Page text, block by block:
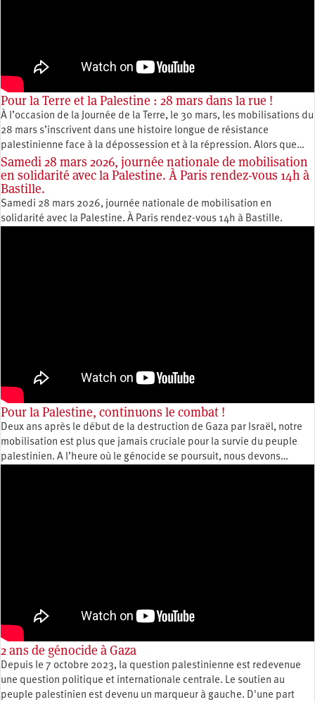
Pour la Terre et la Palestine : 28 mars dans la rue !
À l’occasion de la Journée de la Terre, le 30 mars, les mobilisations du
28 mars s’inscrivent dans une histoire longue de résistance
palestinienne face à la dépossession et à la répression. Alors que…
Samedi 28 mars 2026, journée nationale de mobilisation
en solidarité avec la Palestine. À Paris rendez-vous 14h à
Bastille.
Samedi 28 mars 2026, journée nationale de mobilisation en
solidarité avec la Palestine. À Paris rendez-vous 14h à Bastille.
Pour la Palestine, continuons le combat !
Deux ans après le début de la destruction de Gaza par Israël, notre
mobilisation est plus que jamais cruciale pour la survie du peuple
palestinien. A l’heure où le génocide se poursuit, nous devons…
2 ans de génocide à Gaza
Depuis le 7 octobre 2023, la question palestinienne est redevenue
une question politique et internationale centrale. Le soutien au
peuple palestinien est devenu un marqueur à gauche. D'une part